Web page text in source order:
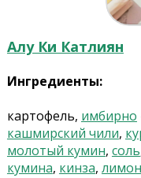
Алу Ки Катлиян
Ингредиенты:
картофель, имбирно
кашмирский чили,
молотый кумин, соль
кумина, кинза,